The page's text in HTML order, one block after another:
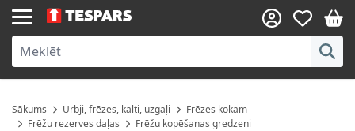
Skip to Content
Sākums Urbji, frēzes, kalti, uzgaļi
Frēzes kokam
Frēžu rezerves daļas
Frēžu kopēšanas gredzeni